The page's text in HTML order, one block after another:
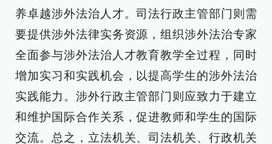
养卓越涉外法治人才。司法行政主管部门则需
要提供涉外法律实务资源，组织涉外法治专家
全面参与涉外法治人才教育教学全过程，同时
增加实习和实践机会，以提高学生的涉外法治
实践能力。涉外行政主管部门则应致力于建立
和维护国际合作关系，促进教师和学生的国际
交流。总之，立法机关、司法机关、行政机关